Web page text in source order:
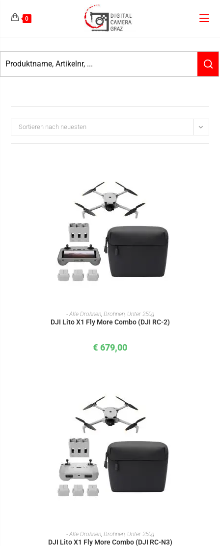
0
Sortieren nach neuesten
IN DEN WARENKORB
- Alle Drohnen, Drohnen, Unter 250g
DJI Lito X1 Fly More Combo (DJI RC-2)
€ 679,00
IN DEN WARENKORB
- Alle Drohnen, Drohnen, Unter 250g
DJI Lito X1 Fly More Combo (DJI RC-N3)